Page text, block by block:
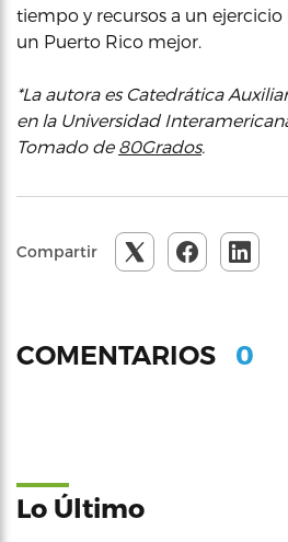
tiempo y recursos a un
un Puerto Rico mejor.
*La autora es Catedrática
en la Universidad
Tomado de 80Grados.
Compartir
COMENTARIOS 0
Lo Último